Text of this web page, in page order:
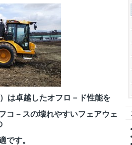
は卓越したオフロ－ド性能を
コ－スの壊れやすいフェアウェ
です。